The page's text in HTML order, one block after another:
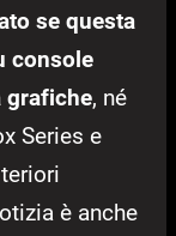
se questa
console
grafiche, né
Series e
è anche